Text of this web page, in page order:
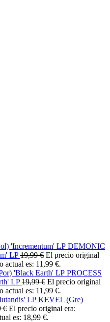
DEMONIC
LP 19,99€ El precio original
actual es: 11,99 €.
PROCESS
LP 19,99€ El precio original
actual es: 11,99 €.
KEVEL (Gre)
€ El precio original era:
es: 18,99 €.